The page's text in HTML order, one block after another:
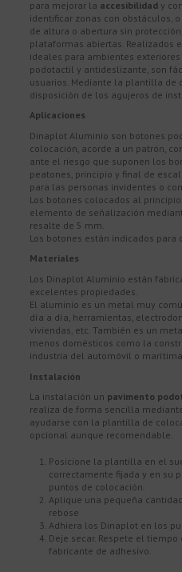
para mejorar la accesibilidad y
identificar zonas con obstáculos,
de altura o abertura sin
plataformas abiertas. Realizados
ideales para ambientes
podotactil y antideslizante, son
usuarios. Mediante la plantilla de
disposición de los agujeros de
Aplicaciones
Dinaplot Aluminio son botones
colocación, acorde a un patrón,
ante el riesgo que suponen los
peatones, principio y final de
para las personas invidentes o
Los botones colocados al
elemento de señalización
resalte de 5 mm.
Los botones están indicados para
Materiales
Los Dinaplot Aluminio están
excelentes propiedades.
El aluminio es un metal muy
día a día, herramientas,
viviendas, etc. También es un
menos domésticos como la
industria del automóvil o
Instalación
La instalación un pavimento
realiza de forma sencilla
ayudarse con la plantilla de
opcional aunque recomendable.
Posicione la plantilla en el
correctamente fijada y en su
puntos de colocación.
Aplique una pequeña
rebose
Adhiera los Dinaplot en los
Deje secar. Respete el
fabricante de adhesivo.